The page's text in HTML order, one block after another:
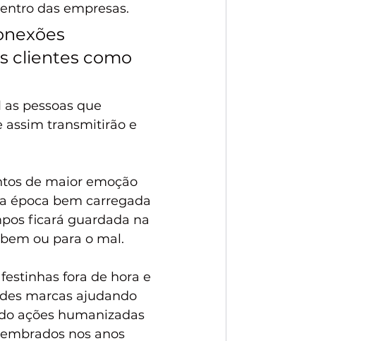
das empresas.
clientes como
pessoas que
assim transmitirão e
de maior emoção
época bem carregada
ficará guardada na
ou para o mal.
fora de hora e
marcas ajudando
ações humanizadas
nos anos